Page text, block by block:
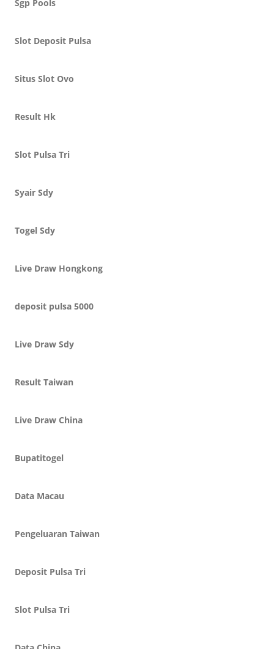
Sgp Pools
Slot Deposit Pulsa
Situs Slot Ovo
Result Hk
Slot Pulsa Tri
Syair Sdy
Togel Sdy
Live Draw Hongkong
deposit pulsa 5000
Live Draw Sdy
Result Taiwan
Live Draw China
Bupatitogel
Data Macau
Pengeluaran Taiwan
Deposit Pulsa Tri
Slot Pulsa Tri